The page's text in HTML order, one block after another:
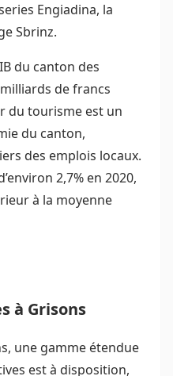
Engiadina, la
Sbrinz.
du canton des
de francs
du tourisme est un
du canton,
des emplois locaux.
2,7% en 2020,
à la moyenne
à Grisons
une gamme étendue
est à disposition,